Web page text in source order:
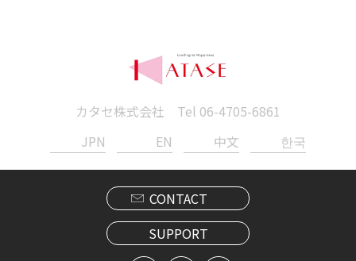
カタセ株式会社 Tel 06-4705-6861
JPN
EN 中文 한국
CONTACT
SUPPORT